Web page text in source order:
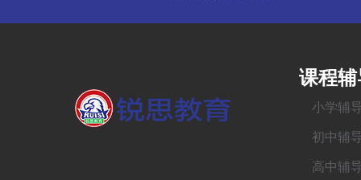
课程辅
小学辅
初中辅
高中辅